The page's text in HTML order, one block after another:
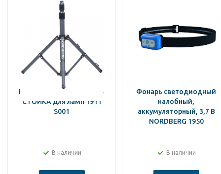
NORDBERG ДЕРЖАТЕЛЬ-
СТОЙКА для ламп 1911
S001
В наличии
Фонарь светодиодный
налобный,
аккумуляторный, 3,7 В
NORDBERG 1950
В наличии